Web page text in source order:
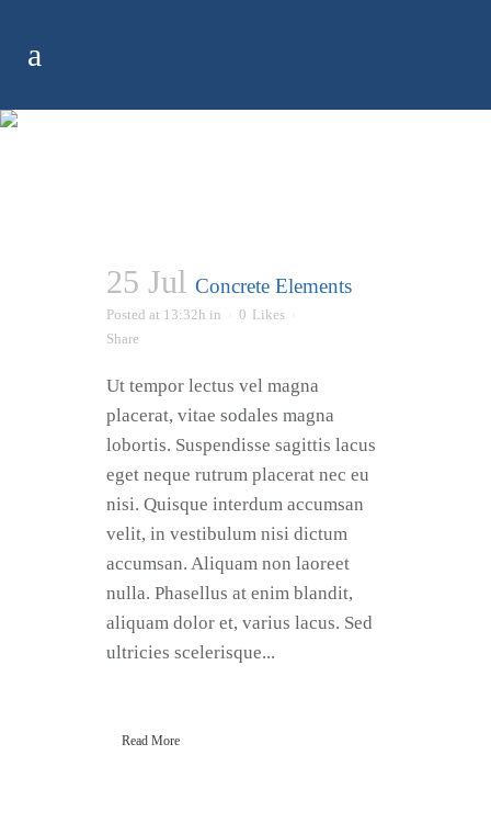
25 Jul Concrete Elements
Posted at 13:32h in 0 Likes
Share
Ut tempor lectus vel magna
placerat, vitae sodales magna
lobortis. Suspendisse sagittis lacus
eget neque rutrum placerat nec eu
nisi. Quisque interdum accumsan
velit, in vestibulum nisi dictum
accumsan. Aliquam non laoreet
nulla. Phasellus at enim blandit,
aliquam dolor et, varius lacus. Sed
ultricies scelerisque...
Read More